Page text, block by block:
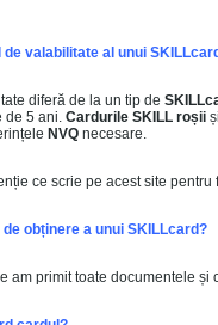
valabilitate al unui
diferă de la un tip de
de 5 ani. Cardurile SKILL roșii
NVQ necesare.
ce scrie pe acest site pentru
obținere a unui SKILLcard?
am primit toate documentele